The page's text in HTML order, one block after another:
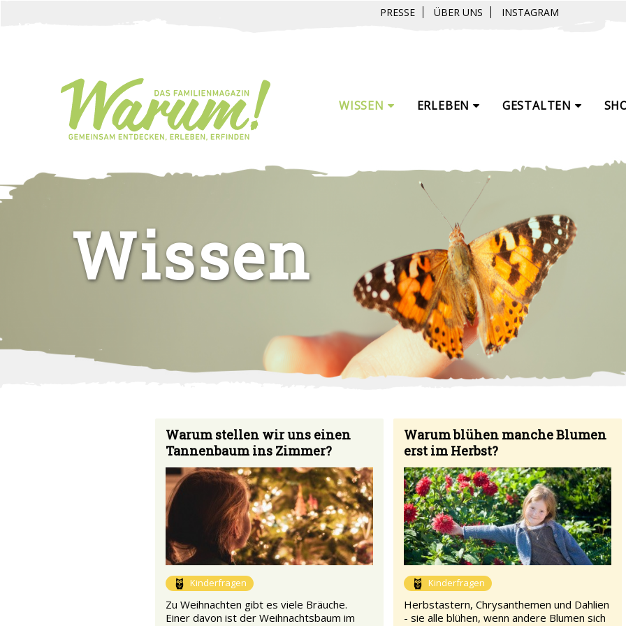
WISSEN ERLEBEN GESTALTEN
PRESSE ÜBER UNS INSTAGRAM
Wissen
Warum stellen wir uns einen
Tannenbaum ins Zimmer?
Kinderfragen
Zu Weihnachten gibt es viele Bräuche.
Einer davon ist der Weihnachtsbaum im
Warum blühen manche Blumen
erst im Herbst?
Kinderfragen
Herbstastern, Chrysanthemen und Dahlien
- sie alle blühen, wenn andere Blumen sich